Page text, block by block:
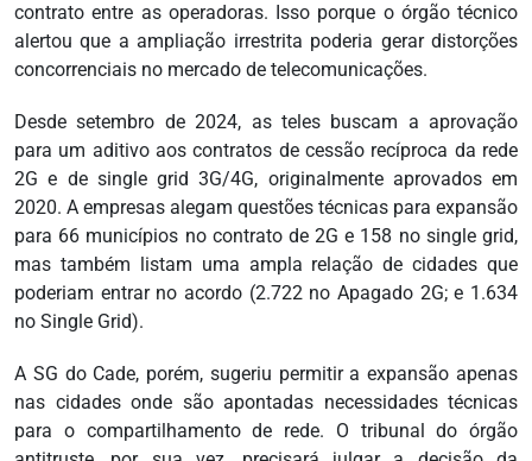
contrato entre as operadoras. Isso porque o órgão técnico
alertou que a ampliação irrestrita poderia gerar distorções
concorrenciais no mercado de telecomunicações.
Desde setembro de 2024, as teles buscam a aprovação
para um aditivo aos contratos de cessão recíproca da rede
2G e de single grid 3G/4G, originalmente aprovados em
2020. A empresas alegam questões técnicas para expansão
para 66 municípios no contrato de 2G e 158 no single grid,
mas também listam uma ampla relação de cidades que
poderiam entrar no acordo (2.722 no Apagado 2G; e 1.634
no Single Grid).
A SG do Cade, porém, sugeriu permitir a expansão apenas
nas cidades onde são apontadas necessidades técnicas
para o compartilhamento de rede. O tribunal do órgão